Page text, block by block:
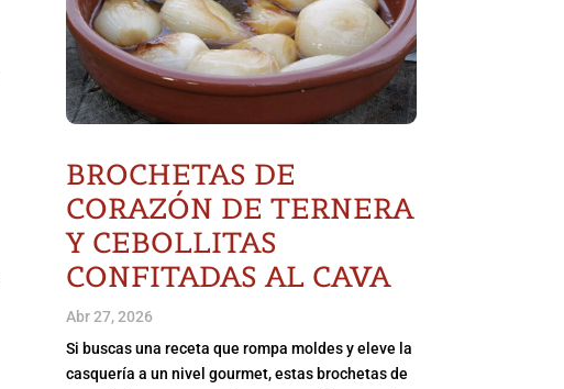
BROCHETAS DE
CORAZÓN DE TERNERA
Y CEBOLLITAS
CONFITADAS AL CAVA
Abr 27, 2026
Si buscas una receta que rompa moldes y eleve la
casquería a un nivel gourmet, estas brochetas de